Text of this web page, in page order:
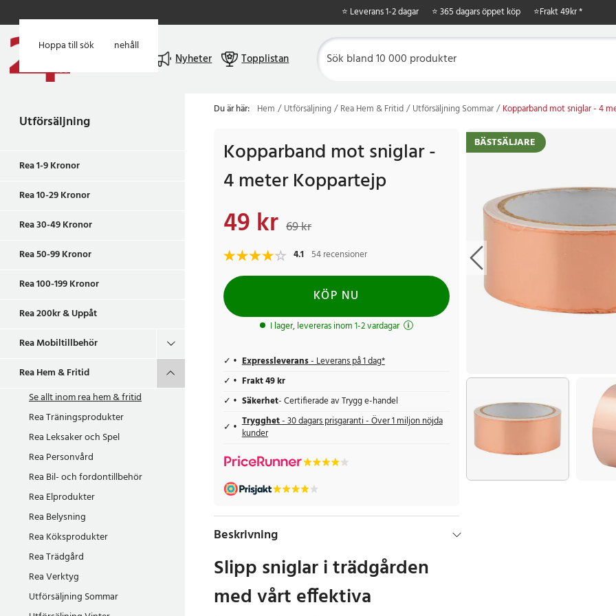
Hoppa till huvudinnehåll
Hoppa till sök
⭐ Leverans 1-2 dagar ⭐ 365 dagars öppet köp ⭐Frakt 49kr *
Nyheter Topplistan
Utförsäljning
Rea 1-9 Kronor
Rea 10-29 Kronor
Rea 30-49 Kronor
Rea 50-99 Kronor
Rea 100-199 Kronor
Rea 200kr & Uppåt
Rea Mobiltillbehör
Rea Hem & Fritid
Se allt inomrea hem & fritid
Rea Träningsprodukter
Rea Leksaker och Spel
Rea Personvård
Rea Bil- och fordontillbehör
Rea Elprodukter
Rea Belysning
Rea Köksprodukter
Rea Trädgård
Rea Verktyg
Utförsäljning Sommar
Du är här: Hem Utförsäljning Rea Hem & Fritid Utförsäljning Sommar Kopparband mot sniglar - 4
BÄSTSÄLJARE
Kopparband mot sniglar -
4 meter Koppartejp
Nuvarande pris
49 kr 69 kr
4.1 54 recensioner
KÖP NU
I lager, levereras inom 1-2 vardagar
Expressleverans- Leverans på 1 dag*
Frakt 49 kr
Säkerhet- Certifierade av Trygg e-handel
Trygghet- 30 dagars prisgaranti - Över 1 miljon nöjda
kunder
Beskrivning
Slipp sniglar i trädgården
med vårt effektiva